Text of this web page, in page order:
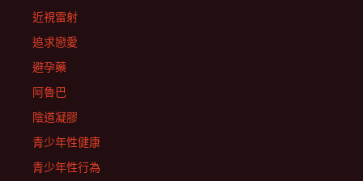
近視雷射
追求戀愛
避孕藥
阿魯巴
陰道凝膠
青少年性健康
青少年性行為